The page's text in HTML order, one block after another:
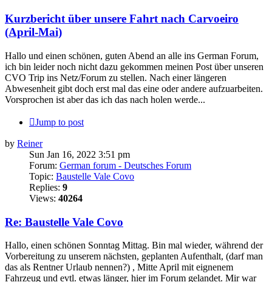
Kurzbericht über unsere Fahrt nach Carvoeiro
(April-Mai)
Hallo und einen schönen, guten Abend an alle ins German Forum,
ich bin leider noch nicht dazu gekommen meinen Post über unseren
CVO Trip ins Netz/Forum zu stellen. Nach einer längeren
Abwesenheit gibt doch erst mal das eine oder andere aufzuarbeiten.
Vorsprochen ist aber das ich das nach holen werde...
Jump to post
by Reiner
Sun Jan 16, 2022 3:51 pm
Forum: German forum - Deutsches Forum
Topic: Baustelle Vale Covo
Replies: 9
Views: 40264
Re: Baustelle Vale Covo
Hallo, einen schönen Sonntag Mittag. Bin mal wieder, während der
Vorbereitung zu unserem nächsten, geplanten Aufenthalt, (darf man
das als Rentner Urlaub nennen?) , Mitte April mit eignenem
Fahrzeug und evtl. etwas länger, hier im Forum gelandet. Mir war